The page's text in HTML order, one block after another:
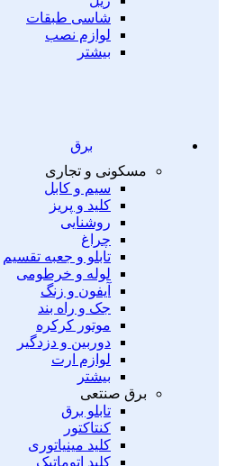
شاسی طبقات
لوازم نصب
بیشتر
برق
مسکونی و تجاری
سیم و کابل
کلید و پریز
روشنایی
چراغ
تابلو و جعبه تقسیم
لوله و خرطومی
آیفون و زنگ
جک و راه بند
موتور کرکره
دوربین و دزدگیر
لوازم ارت
بیشتر
برق صنتعی
تابلو برق
کنتاکتور
کلید مینیاتوری
کلید اتوماتیک